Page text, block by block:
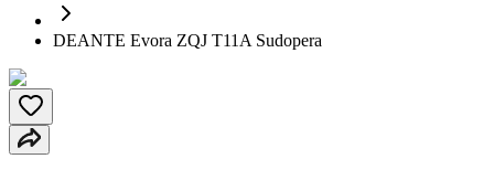
DEANTE Evora ZQJ T11A Sudopera